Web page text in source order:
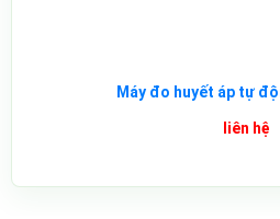
Máy đo huyết áp tự
liên hệ